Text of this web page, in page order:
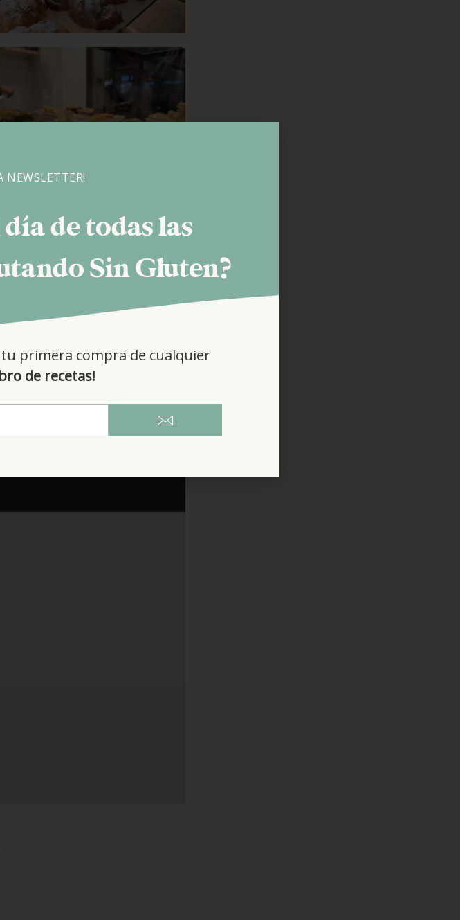
llevé muchos para la comida del día
de sus tres obradores para disfrutar
NEWSLETTER!
de todas las
Sin Gluten?
primera compra de cualquier
de recetas!